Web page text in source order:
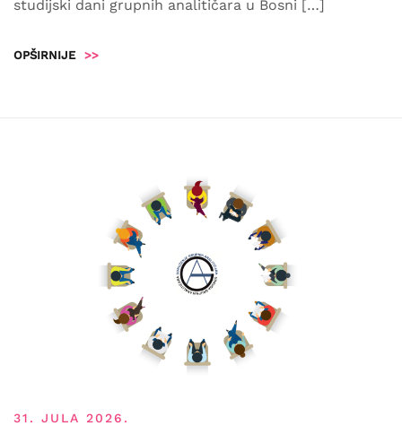
studijski dani grupnih analitičara u Bosni […]
OPŠIRNIJE >>
31. JULA 2026.